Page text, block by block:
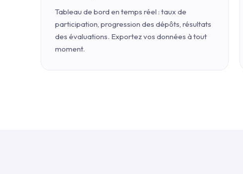
Tableau de bord en temps réel : taux de
participation, progression des dépôts, résultats
des évaluations. Exportez vos données à tout
moment.